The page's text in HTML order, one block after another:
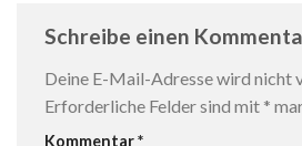
Schreibe einen
Deine E-Mail-Adresse wird nicht
Erforderliche Felder sind mit *
Kommentar*